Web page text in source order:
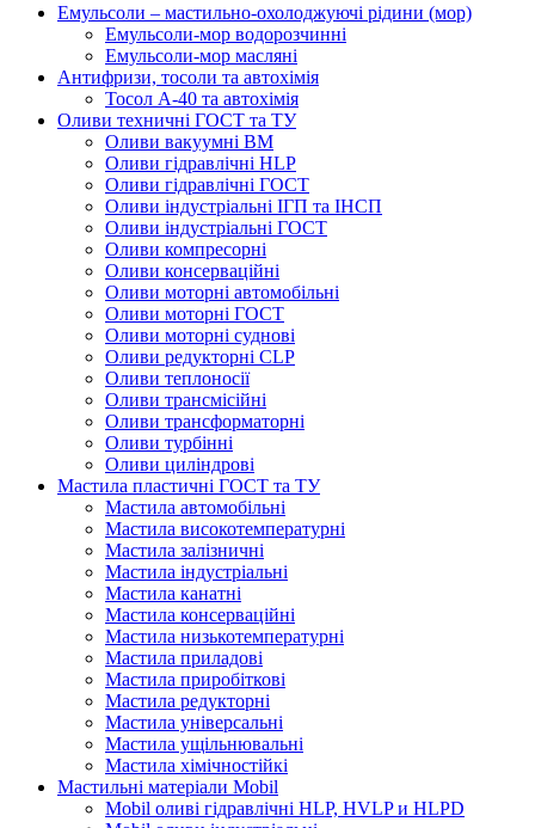
Емульсоли – мастильно-охолоджуючі рідини (мор)
Емульсоли-мор водорозчинні
Емульсоли-мор масляні
Антифризи, тосоли та автохімія
Тосол А-40 та автохімія
Оливи техничні ГОСТ та ТУ
Оливи вакуумні ВМ
Оливи гідравлічні HLP
Оливи гідравлічні ГОСТ
Оливи індустріальні ІГП та ІНСП
Оливи індустріальні ГОСТ
Оливи компресорні
Оливи консерваційні
Оливи моторні автомобільні
Оливи моторні ГОСТ
Оливи моторні суднові
Оливи редукторні CLP
Оливи теплоносії
Оливи трансмісійні
Оливи трансформаторні
Оливи турбінні
Оливи циліндрові
Мастила пластичні ГОСТ та ТУ
Мастила автомобільні
Мастила високотемпературні
Мастила залізничні
Мастила індустріальні
Мастила канатні
Мастила консерваційні
Мастила низькотемпературні
Мастила приладові
Мастила приробіткові
Мастила редукторні
Мастила універсальні
Мастила ущільнювальні
Мастила хімічностійкі
Мастильні матеріали Mobil
Mobil оливі гідравлічні HLP, HVLP и HLPD